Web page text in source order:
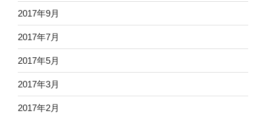
2017年9月
2017年7月
2017年5月
2017年3月
2017年2月